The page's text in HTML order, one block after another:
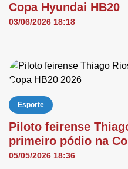
Copa Hyundai HB20
03/06/2026 18:18
Esporte
Piloto feirense
primeiro pódio na
05/05/2026 18:36